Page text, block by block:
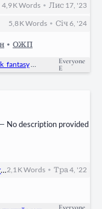
4,9 KWords •Лис 17, '23
5,8 KWords •Січ 6, '24
• ОЖП
Everyone
E
— No description provided
2,1 KWords •Тра 4, '22
Everyone